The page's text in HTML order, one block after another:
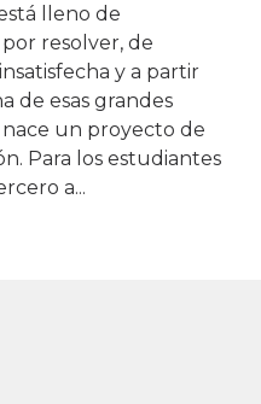
lleno de
resolver, de
y a partir
de esas grandes
un proyecto de
Para los estudiantes
a...